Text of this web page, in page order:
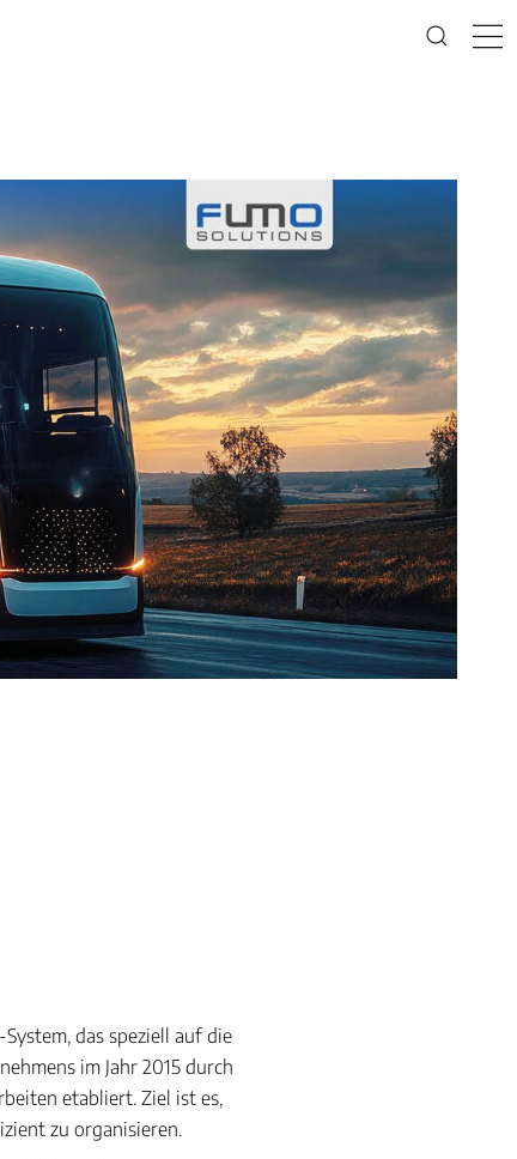
das speziell auf die
im Jahr 2015 durch
etabliert. Ziel ist es,
zu organisieren.